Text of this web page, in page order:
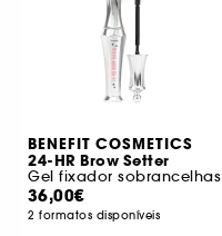
BENEFIT COSMETICS
24-HR Brow Setter
Gel fixador sobrancelhas
36,00€
2 formatos disponíveis